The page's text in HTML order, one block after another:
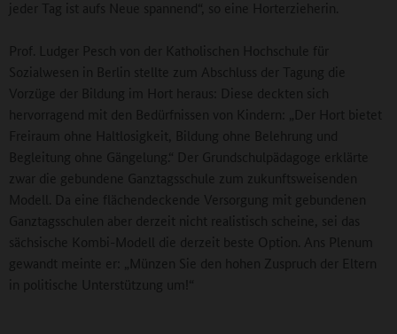
jeder Tag ist aufs Neue spannend“, so eine Horterzieherin.
Prof. Ludger Pesch von der Katholischen Hochschule für
Sozialwesen in Berlin stellte zum Abschluss der Tagung die
Vorzüge der Bildung im Hort heraus: Diese deckten sich
hervorragend mit den Bedürfnissen von Kindern: „Der Hort bietet
Freiraum ohne Haltlosigkeit, Bildung ohne Belehrung und
Begleitung ohne Gängelung.“ Der Grundschulpädagoge erklärte
zwar die gebundene Ganztagsschule zum zukunftsweisenden
Modell. Da eine flächendeckende Versorgung mit gebundenen
Ganztagsschulen aber derzeit nicht realistisch scheine, sei das
sächsische Kombi-Modell die derzeit beste Option. Ans Plenum
gewandt meinte er: „Münzen Sie den hohen Zuspruch der Eltern
in politische Unterstützung um!“